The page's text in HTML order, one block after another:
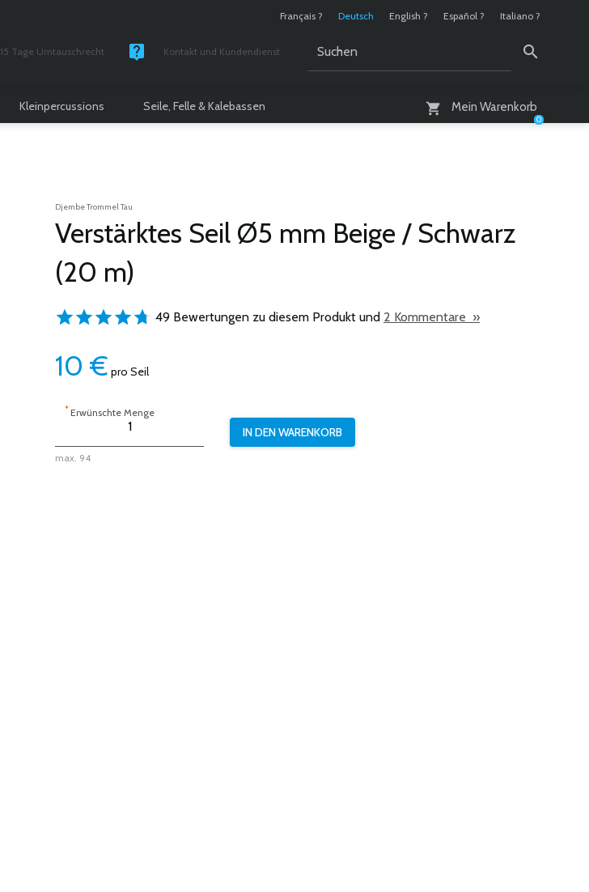
Français ? Deutsch English ? Español ? Italiano ?
15 Tage Umtauschrecht Kontakt und Kundendienst
Mein Warenkorb
0
Kleinpercussions Seile, Felle & Kalebassen
Djembe Trommel Tau
Verstärktes Seil Ø5 mm Beige / Schwarz
(20 m)
49 Bewertungen zu diesem Produkt und 2 Kommentare »
10 € pro Seil
*Erwünschte Menge
max. 94